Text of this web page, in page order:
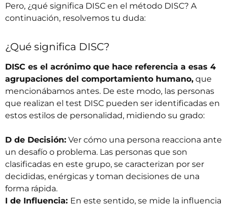
Pero, ¿qué significa DISC en el método DISC? A
continuación, resolvemos tu duda:
¿Qué significa DISC?
DISC es el acrónimo que hace referencia a esas 4
agrupaciones del comportamiento humano, que
mencionábamos antes. De este modo, las personas
que realizan el test DISC pueden ser identificadas en
estos estilos de personalidad, midiendo su grado:
D de Decisión: Ver cómo una persona reacciona ante
un desafío o problema. Las personas que son
clasificadas en este grupo, se caracterizan por ser
decididas, enérgicas y toman decisiones de una
forma rápida.
I de Influencia: En este sentido, se mide la influencia